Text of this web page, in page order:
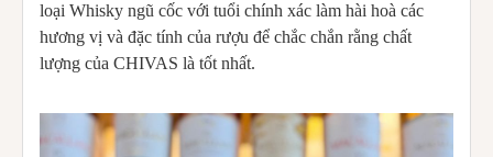
loại Whisky ngũ cốc với tuổi chính xác làm hài hoà các
hương vị và đặc tính của rượu để chắc chắn rằng chất
lượng của CHIVAS là tốt nhất.